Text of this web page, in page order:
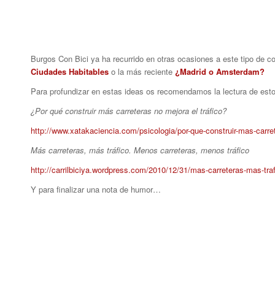
Burgos Con Bici ya ha recurrido en otras ocasiones a este tipo de
Ciudades Habitables o la más reciente ¿Madrid o Amsterdam?
Para profundizar en estas ideas os recomendamos la lectura de
¿Por qué construir más carreteras no mejora el tráfico?
http://www.xatakaciencia.com/psicologia/por-que-construir-mas-
Más carreteras, más tráfico. Menos carreteras, menos tráfico
http://carrilbiciya.wordpress.com/2010/12/31/mas-carreteras-mas-
Y para finalizar una nota de humor…